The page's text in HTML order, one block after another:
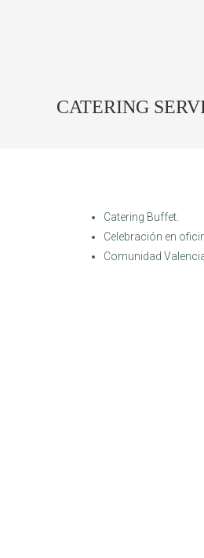
CATERING
Catering Buffet.
Celebración en
Comunidad